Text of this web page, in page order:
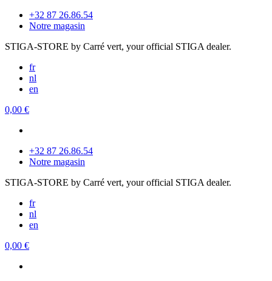
+32 87 26.86.54
Notre magasin
STIGA-STORE by Carré vert, your official STIGA dealer.
fr
nl
en
0,00 €
+32 87 26.86.54
Notre magasin
STIGA-STORE by Carré vert, your official STIGA dealer.
fr
nl
en
0,00 €